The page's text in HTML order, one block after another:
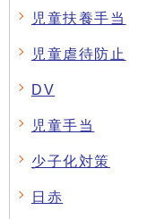
児童扶養手当
児童虐待防止
DV
児童手当
少子化対策
日赤